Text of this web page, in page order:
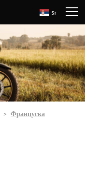
Sr
Француска